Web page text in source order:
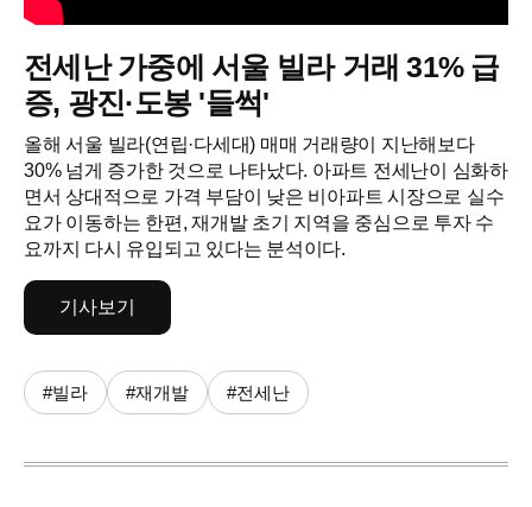
전세난 가중에 서울 빌라 거래 31% 급
증, 광진·도봉 '들썩'
올해 서울 빌라(연립·다세대) 매매 거래량이 지난해보다
30% 넘게 증가한 것으로 나타났다. 아파트 전세난이 심화하
면서 상대적으로 가격 부담이 낮은 비아파트 시장으로 실수
요가 이동하는 한편, 재개발 초기 지역을 중심으로 투자 수
요까지 다시 유입되고 있다는 분석이다.
기사보기
#빌라 #재개발 #전세난